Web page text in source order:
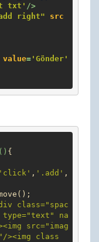
txt' />
right"
src
value= 'Gönder'
( ) {
'click' , '.add' ,
class="spac
na
src="imag
><img class